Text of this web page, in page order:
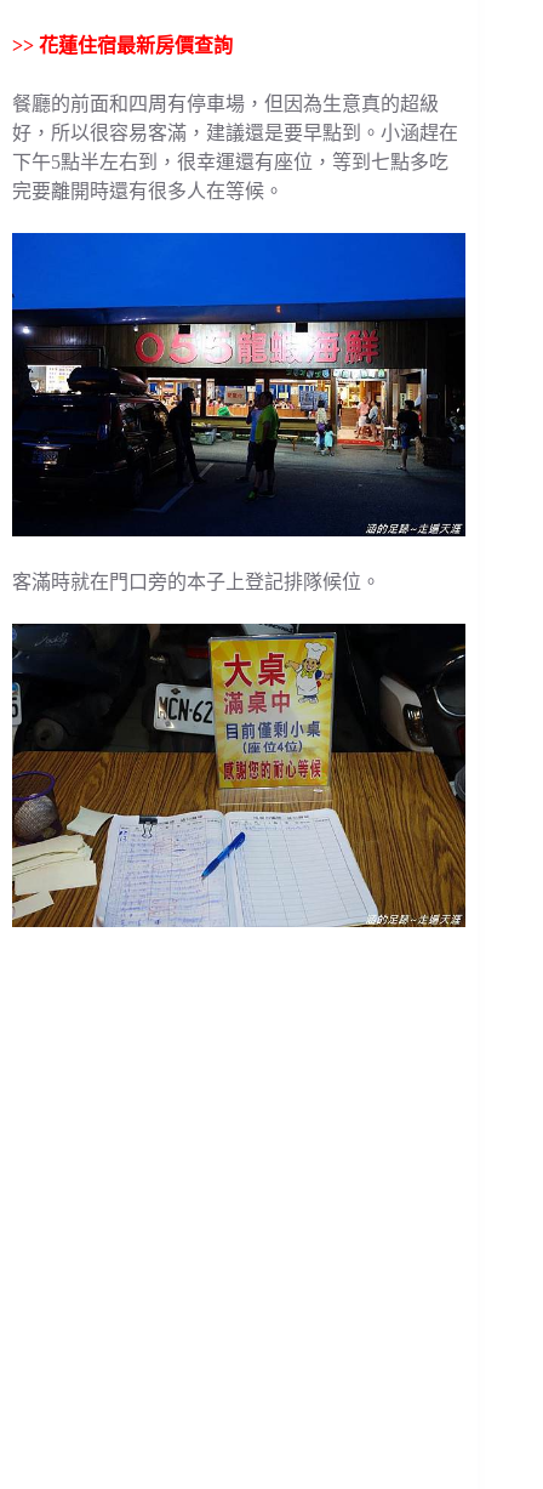
>> 花蓮住宿最新房價查詢
餐廳的前面和四周有停車場，但因為生意真的超級
好，所以很容易客滿，建議還是要早點到。小涵趕在
下午5點半左右到，很幸運還有座位，等到七點多吃
完要離開時還有很多人在等候。
客滿時就在門口旁的本子上登記排隊候位。